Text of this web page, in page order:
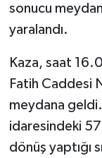
sonucu
yaralandı.
Kaza, saat
Fatih Caddesi
meydana
idaresindeki
dönüş yaptığı